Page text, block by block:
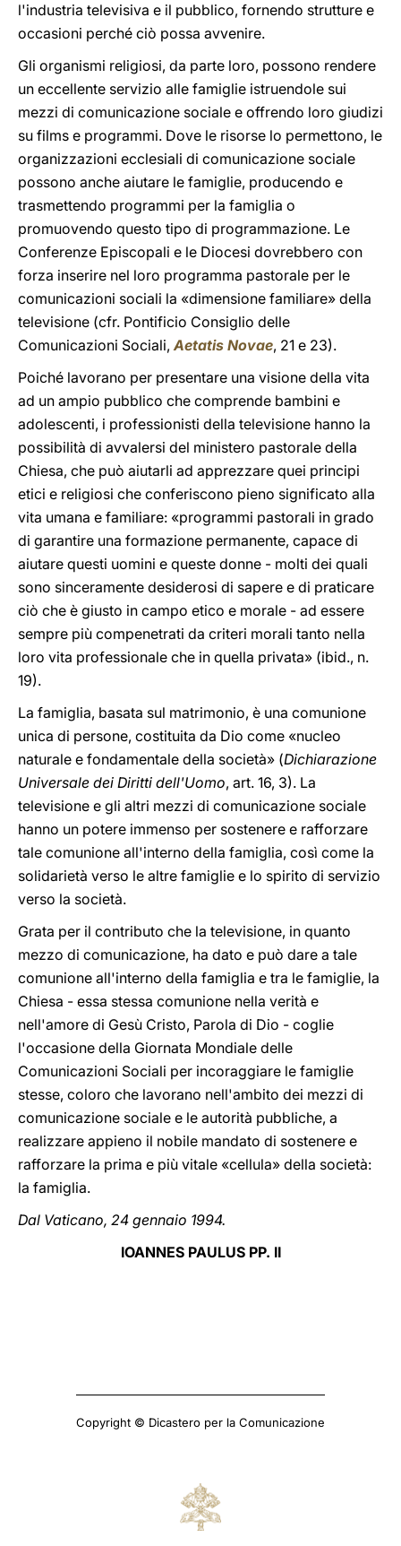
l'industria televisiva e il pubblico, fornendo strutture e
occasioni perché ciò possa avvenire.
Gli organismi religiosi, da parte loro, possono rendere
un eccellente servizio alle famiglie istruendole sui
mezzi di comunicazione sociale e offrendo loro giudizi
su films e programmi. Dove le risorse lo permettono, le
organizzazioni ecclesiali di comunicazione sociale
possono anche aiutare le famiglie, producendo e
trasmettendo programmi per la famiglia o
promuovendo questo tipo di programmazione. Le
Conferenze Episcopali e le Diocesi dovrebbero con
forza inserire nel loro programma pastorale per le
comunicazioni sociali la «dimensione familiare» della
televisione (cfr. Pontificio Consiglio delle
Comunicazioni Sociali,Aetatis Novae, 21 e 23).
Poiché lavorano per presentare una visione della vita
ad un ampio pubblico che comprende bambini e
adolescenti, i professionisti della televisione hanno la
possibilità di avvalersi del ministero pastorale della
Chiesa, che può aiutarli ad apprezzare quei principi
etici e religiosi che conferiscono pieno significato alla
vita umana e familiare: «programmi pastorali in grado
di garantire una formazione permanente, capace di
aiutare questi uomini e queste donne - molti dei quali
sono sinceramente desiderosi di sapere e di praticare
ciò che è giusto in campo etico e morale - ad essere
sempre più compenetrati da criteri morali tanto nella
loro vita professionale che in quella privata» (ibid., n.
19).
La famiglia, basata sul matrimonio, è una comunione
unica di persone, costituita da Dio come «nucleo
naturale e fondamentale della società» (Dichiarazione
Universale dei Diritti dell'Uomo, art. 16, 3). La
televisione e gli altri mezzi di comunicazione sociale
hanno un potere immenso per sostenere e rafforzare
tale comunione all'interno della famiglia, così come la
solidarietà verso le altre famiglie e lo spirito di servizio
verso la società.
Grata per il contributo che la televisione, in quanto
mezzo di comunicazione, ha dato e può dare a tale
comunione all'interno della famiglia e tra le famiglie, la
Chiesa - essa stessa comunione nella verità e
nell'amore di Gesù Cristo, Parola di Dio - coglie
l'occasione della Giornata Mondiale delle
Comunicazioni Sociali per incoraggiare le famiglie
stesse, coloro che lavorano nell'ambito dei mezzi di
comunicazione sociale e le autorità pubbliche, a
realizzare appieno il nobile mandato di sostenere e
rafforzare la prima e più vitale «cellula» della società:
la famiglia.
Dal Vaticano, 24 gennaio 1994.
IOANNES PAULUS PP. II
Copyright © Dicastero per la Comunicazione